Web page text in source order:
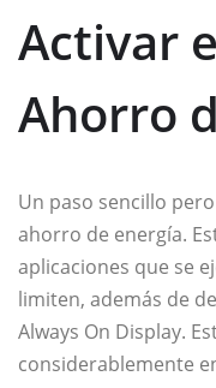
Activar
Ahorro
Un paso sencillo
ahorro de energía.
aplicaciones que se
limiten, además de
Always On Display.
considerablemente